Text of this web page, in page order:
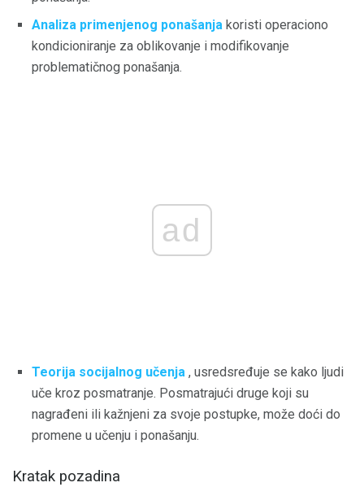
Analiza primenjenog ponašanja koristi operaciono
kondicioniranje za oblikovanje i modifikovanje
problematičnog ponašanja.
ad
Teorija socijalnog učenja , usredsređuje se kako ljudi
uče kroz posmatranje. Posmatrajući druge koji su
nagrađeni ili kažnjeni za svoje postupke, može doći do
promene u učenju i ponašanju.
Kratak pozadina